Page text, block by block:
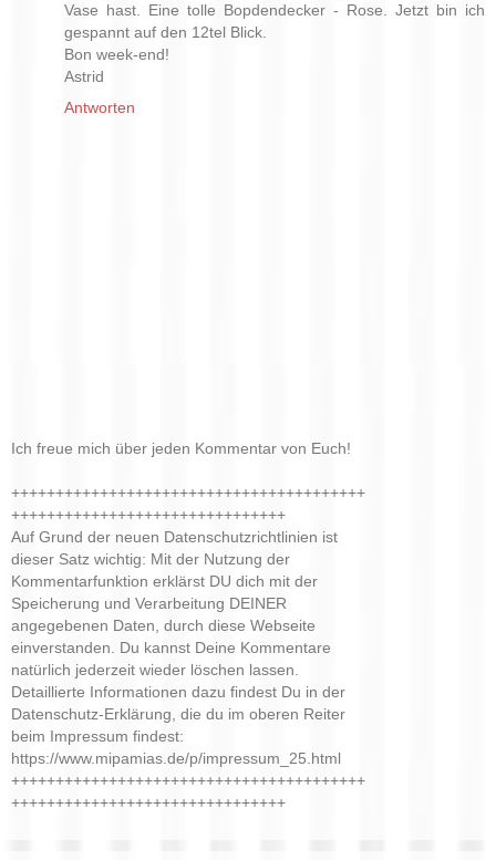
Vase hast. Eine tolle Bopdendecker - Rose. Jetzt bin ich
gespannt auf den 12tel Blick.
Bon week-end!
Astrid
Antworten
Ich freue mich über jeden Kommentar von Euch!
++++++++++++++++++++++++++++++++++++++++
+++++++++++++++++++++++++++++++
Auf Grund der neuen Datenschutzrichtlinien ist
dieser Satz wichtig: Mit der Nutzung der
Kommentarfunktion erklärst DU dich mit der
Speicherung und Verarbeitung DEINER
angegebenen Daten, durch diese Webseite
einverstanden. Du kannst Deine Kommentare
natürlich jederzeit wieder löschen lassen.
Detaillierte Informationen dazu findest Du in der
Datenschutz-Erklärung, die du im oberen Reiter
beim Impressum findest:
https://www.mipamias.de/p/impressum_25.html
++++++++++++++++++++++++++++++++++++++++
+++++++++++++++++++++++++++++++